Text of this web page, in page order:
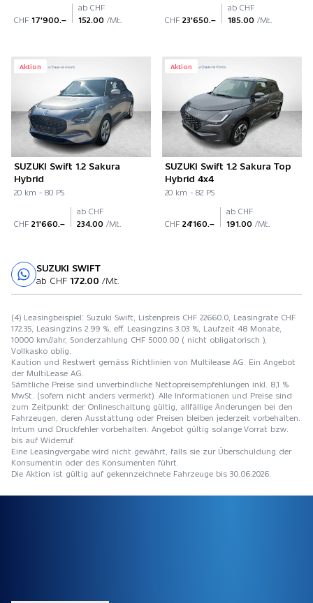
CHF 17'900.–
ab CHF
152.00 /Mt. CHF 23'650.–
ab CHF
185.00 /Mt.
Aktion
SUZUKI Swift 1.2 Sakura
Hybrid
20 km - 80 PS
CHF 21'660.–
ab CHF
234.00 /Mt.
Aktion
SUZUKI Swift 1.2 Sakura Top
Hybrid 4x4
20 km - 82 PS
CHF 24'160.–
ab CHF
191.00 /Mt.
SUZUKI SWIFT
ab CHF 172.00 /Mt.
(4) Leasingbeispiel: Suzuki Swift, Listenpreis CHF 22660.0, Leasingrate CHF
172.35, Leasingzins 2.99 %, eff. Leasingzins 3.03 %, Laufzeit 48 Monate,
10000 km/Jahr, Sonderzahlung CHF 5000.00 ( nicht obligatorisch ),
Vollkasko oblig.
Kaution und Restwert gemäss Richtlinien von Multilease AG. Ein Angebot
der MultiLease AG.
Sämtliche Preise sind unverbindliche Nettopreisempfehlungen inkl. 8,1 %
MwSt. (sofern nicht anders vermerkt). Alle Informationen und Preise sind
zum Zeitpunkt der Onlineschaltung gültig, allfällige Änderungen bei den
Fahrzeugen, deren Ausstattung oder Preisen bleiben jederzeit vorbehalten.
Irrtum und Druckfehler vorbehalten. Angebot gültig solange Vorrat bzw.
bis auf Widerruf.
Eine Leasingvergabe wird nicht gewährt, falls sie zur Überschuldung der
Konsumentin oder des Konsumenten führt.
Die Aktion ist gültig auf gekennzeichnete Fahrzeuge bis 30.06.2026.